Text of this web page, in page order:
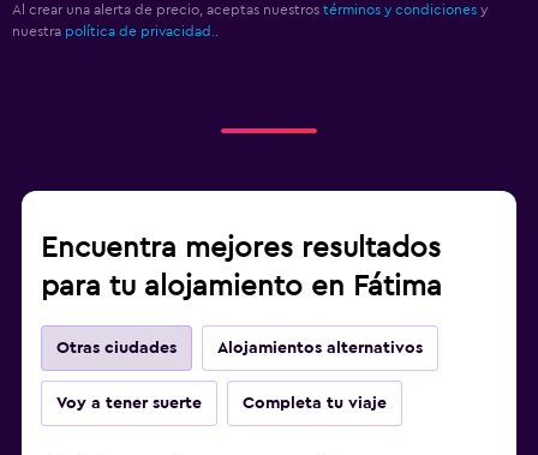
Al crear una alerta de precio, aceptas nuestros términos y condiciones y
nuestra política de privacidad.
Encuentra mejores resultados
para tu alojamiento en Fátima
Otras ciudades Alojamientos alternativos
Voy a tener suerte Completa tu viaje